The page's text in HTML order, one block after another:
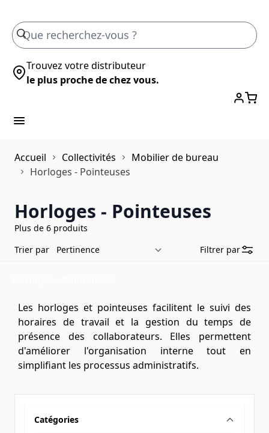
Trouvez votre distributeur
le plus proche de chez vous.
Accueil Collectivités
Mobilier de bureau
Horloges - Pointeuses
Horloges - Pointeuses
Plus de 6 produits
Trier par
Filtrer par
Les horloges et pointeuses facilitent le suivi des
horaires de travail et la gestion du temps de
présence des collaborateurs. Elles permettent
d'améliorer l'organisation interne tout en
simplifiant les processus administratifs.
Catégories